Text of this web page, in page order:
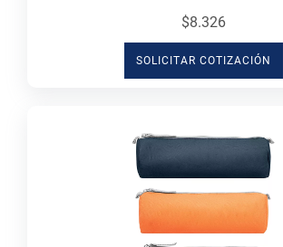
$8.326
SOLICITAR COTIZACIÓN